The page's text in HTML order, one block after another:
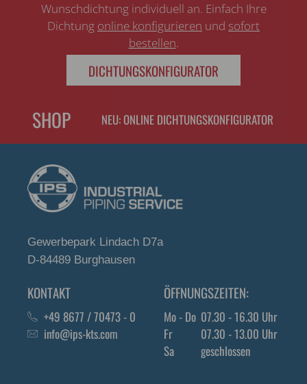
Wunschdichtung individuell an. Einfach Ihre
Dichtung online konfigurieren und sofort
bestellen.
DICHTUNGSKONFIGURATOR
SHOP NEU: ONLINE DICHTUNGSKONFIGURATOR
Gewerbepark Lindach D7a
D-84489 Burghausen
KONTAKT
+49 8677 / 70473 - 0
info@ips-kts.com
ÖFFNUNGSZEITEN:
Mo - Do 07.30 - 16.30 Uhr
Fr
07.30 - 13.00 Uhr
Sa
geschlossen